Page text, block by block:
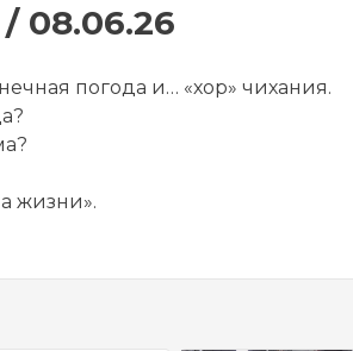
08.06.26
погода и… «хор» чихания.
жизни».